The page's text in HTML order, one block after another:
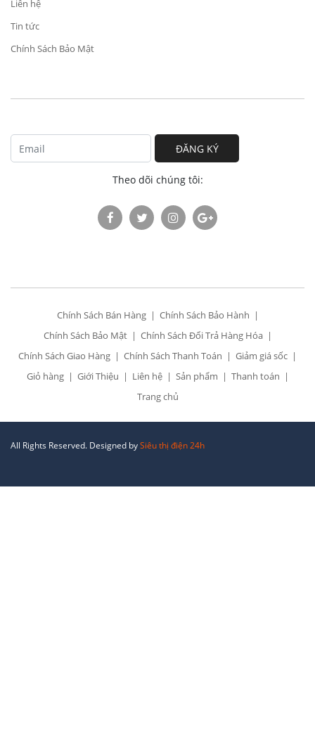
Liên hệ
Tin tức
Chính Sách Bảo Mật
ĐĂNG KÝ
Theo dõi chúng tôi:
Chính Sách Bán Hàng
Chính Sách Bảo Hành
Chính Sách Bảo Mật
Chính Sách Đổi Trả Hàng Hóa
Chính Sách Giao Hàng
Chính Sách Thanh Toán
Giảm giá sốc
Giỏ hàng
Giới Thiệu Liên hệ Sản phẩm
Thanh toán
Trang chủ
All Rights Reserved. Designed bySiêu thị điện 24h